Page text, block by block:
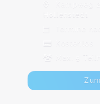
Kampweg
Hollenstedt
Termine
Max. 5